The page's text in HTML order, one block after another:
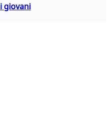
giovani